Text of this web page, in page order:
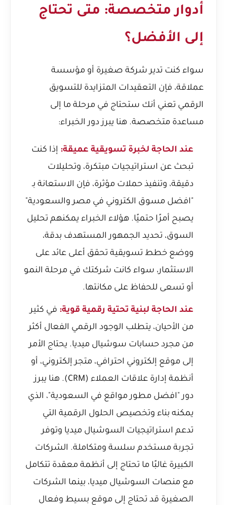
أدوار متخصصة: متى تحتاج
إلى الأفضل؟
سواء كنت تدير شركة صغيرة أو مؤسسة
عملاقة، فإن التعقيدات المتزايدة للتسويق
الرقمي تعني أنك ستحتاج في مرحلة ما إلى
مساعدة متخصصة. هنا يبرز دور الخبراء:
عند الحاجة لخبرة تسويقية عميقة: إذا كنت
تبحث عن استراتيجيات مبتكرة، وتحليلات
دقيقة، وتنفيذ حملات مؤثرة، فإن الاستعانة بـ
"افضل مسوق الكتروني في مصر والسعودية"
يصبح أمرًا حتميًا. هؤلاء الخبراء يمكنهم تحليل
السوق، تحديد الجمهور المستهدف بدقة،
ووضع خطط تسويقية تحقق أعلى عائد على
الاستثمار، سواء كانت شركتك في مرحلة النمو
أو تسعى للحفاظ على مكانتها.
عند الحاجة لبنية تحتية رقمية قوية: في كثير
من الأحيان، يتطلب الوجود الرقمي الفعال أكثر
من مجرد حسابات سوشيال ميديا. يحتاج الأمر
إلى موقع إلكتروني احترافي، متجر إلكتروني، أو
أنظمة إدارة علاقات العملاء (CRM). هنا يبرز
دور "افضل مطور مواقع في السعودية"، الذي
يمكنه بناء وتخصيص الحلول الرقمية التي
تدعم استراتيجيات السوشيال ميديا وتوفر
تجربة مستخدم سلسة ومتكاملة. الشركات
الكبيرة غالبًا ما تحتاج إلى أنظمة معقدة تتكامل
مع منصات السوشيال ميديا، بينما الشركات
الصغيرة قد تحتاج إلى موقع بسيط وفعال